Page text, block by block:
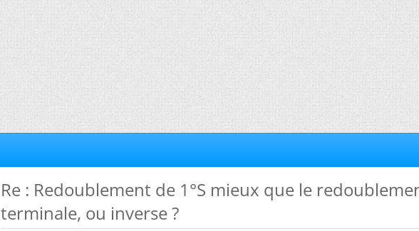
Re : Redoublement de 1°S mieux que le
terminale, ou inverse ?